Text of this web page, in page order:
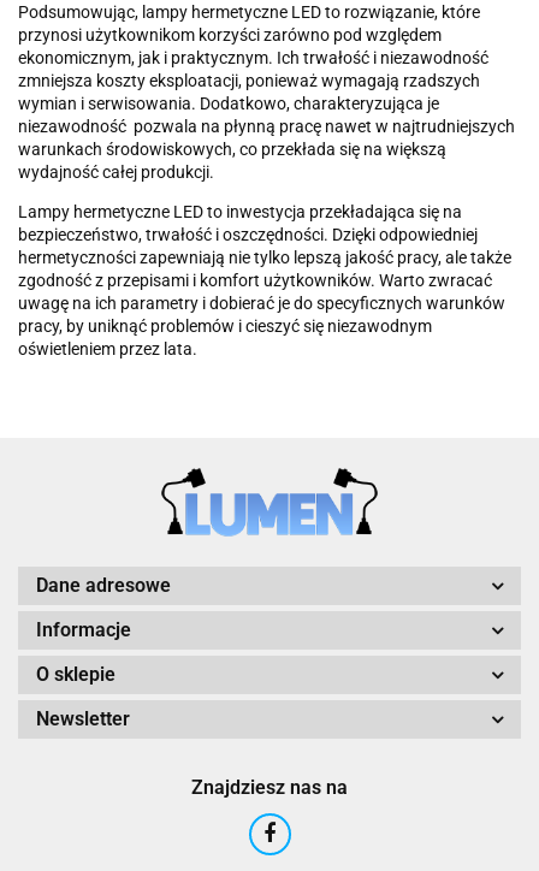
Podsumowując, lampy hermetyczne LED to rozwiązanie, które
przynosi użytkownikom korzyści zarówno pod względem
ekonomicznym, jak i praktycznym. Ich trwałość i niezawodność
zmniejsza koszty eksploatacji, ponieważ wymagają rzadszych
wymian i serwisowania. Dodatkowo, charakteryzująca je
niezawodność pozwala na płynną pracę nawet w najtrudniejszych
warunkach środowiskowych, co przekłada się na większą
wydajność całej produkcji.
Lampy hermetyczne LED to inwestycja przekładająca się na
bezpieczeństwo, trwałość i oszczędności. Dzięki odpowiedniej
hermetyczności zapewniają nie tylko lepszą jakość pracy, ale także
zgodność z przepisami i komfort użytkowników. Warto zwracać
uwagę na ich parametry i dobierać je do specyficznych warunków
pracy, by uniknąć problemów i cieszyć się niezawodnym
oświetleniem przez lata.
Dane adresowe
Informacje
O sklepie
Newsletter
Znajdziesz nas na